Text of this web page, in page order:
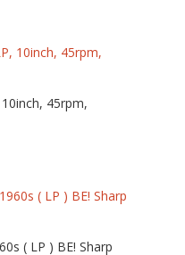
45rpm,
( LP ) BE! Sharp